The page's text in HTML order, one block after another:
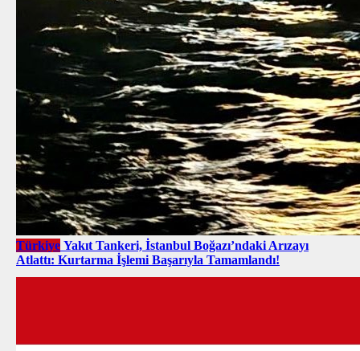
Türkiye Yakıt Tankeri, İstanbul Boğazı’ndaki Arızayı
Atlattı: Kurtarma İşlemi Başarıyla Tamamlandı!